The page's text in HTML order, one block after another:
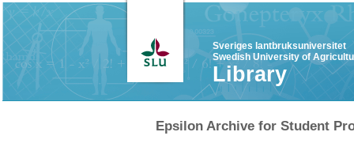
Sveriges lantbruksuniversitet
Swedish University of
Library
Epsilon Archive for Student